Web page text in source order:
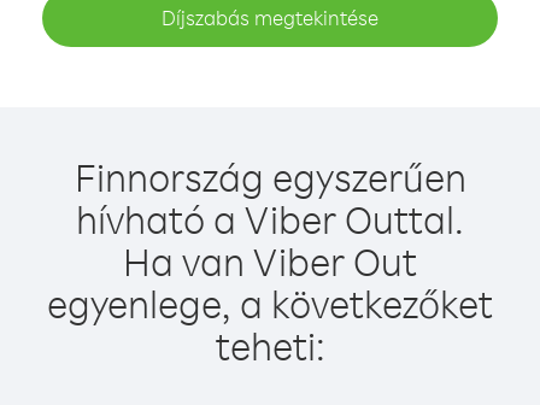
Díjszabás megtekintése
Finnország egyszerűen
hívható a Viber Outtal.
Ha van Viber Out
egyenlege, a következőket
teheti: